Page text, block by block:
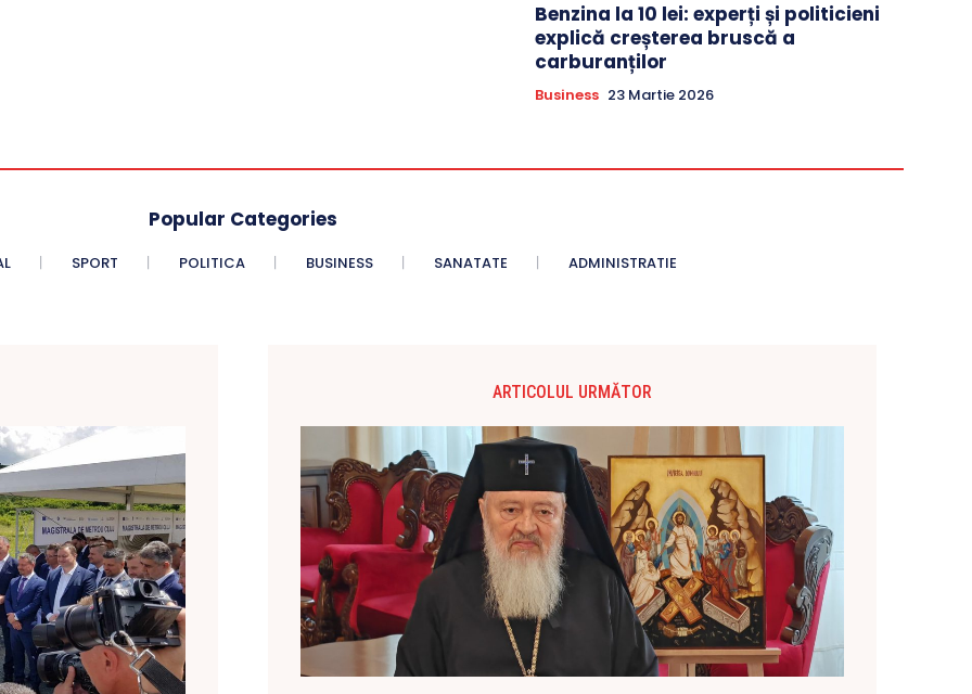
Benzina la 10 lei: experți și politicieni
explică creșterea bruscă a
carburanților
Business 23 Martie 2026
Popular Categories
SPORT POLITICA BUSINESS SANATATE ADMINISTRATIE
ARTICOLUL URMĂTOR